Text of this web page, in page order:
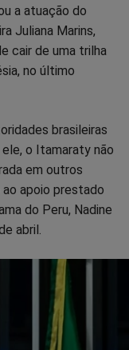
Compartilhar
no
no
a atuação do
Juliana Marins,
cair de uma trilha
no último
brasileiras
o Itamaraty não
em outros
apoio prestado
do Peru, Nadine
abril.